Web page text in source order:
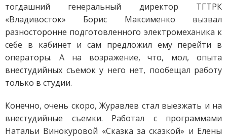
тогдашний генеральный директор ТГТРК
«Владивосток» Борис Максименко вызвал
разносторонне подготовленного электромеханика к
себе в кабинет и сам предложил ему перейти в
операторы. А на возражение, что, мол, опыта
внестудийных съемок у него нет, пообещал работу
только в студии.
Конечно, очень скоро, Журавлев стал выезжать и на
внестудийные съемки. Работал с программами
Натальи Винокуровой «Сказка за сказкой» и Елены